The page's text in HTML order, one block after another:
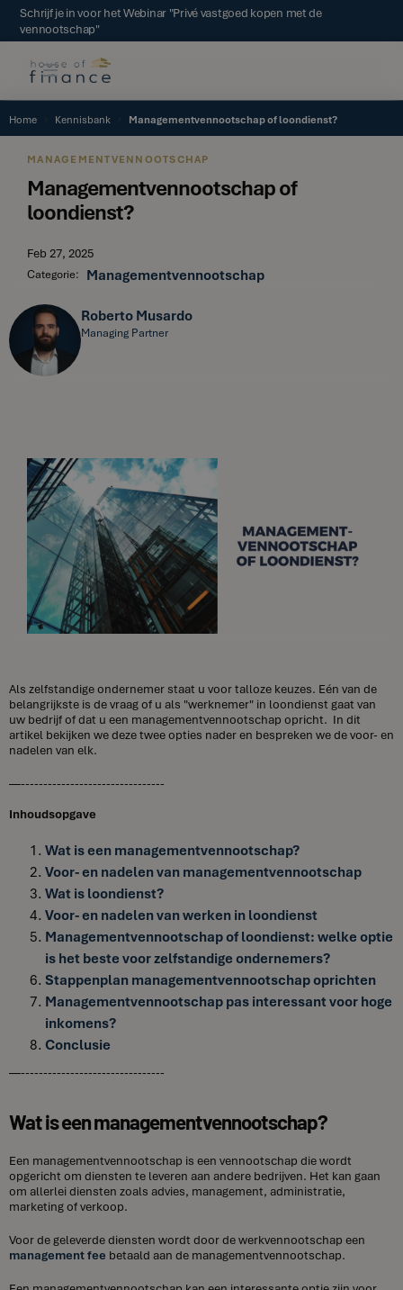
Schrijf je in voor het Webinar "Privé vastgoed kopen met de
vennootschap"
Home Kennisbank Managementvennootschap of loondienst?
MANAGEMENTVENNOOTSCHAP
Managementvennootschap of
loondienst?
Feb 27, 2025
Categorie: Managementvennootschap
Roberto Musardo
Managing Partner
Als zelfstandige ondernemer staat u voor talloze keuzes. Eén van de
belangrijkste is de vraag of u als "werknemer" in loondienst gaat van
uw bedrijf of dat u een managementvennootschap opricht. In dit
artikel bekijken we deze twee opties nader en bespreken we de voor- en
nadelen van elk.
—--------------------------------
Inhoudsopgave
Wat is een managementvennootschap?
Voor- en nadelen van managementvennootschap
Wat is loondienst?
Voor- en nadelen van werken in loondienst
Managementvennootschap of loondienst: welke optie
is het beste voor zelfstandige ondernemers?
Stappenplan managementvennootschap oprichten
Managementvennootschap pas interessant voor hoge
inkomens?
Conclusie
—--------------------------------
Wat is een managementvennootschap?
Een managementvennootschap is een vennootschap die wordt
opgericht om diensten te leveren aan andere bedrijven. Het kan gaan
om allerlei diensten zoals advies, management, administratie,
marketing of verkoop.
Voor de geleverde diensten wordt door de werkvennootschap een
management fee betaald aan de managementvennootschap.